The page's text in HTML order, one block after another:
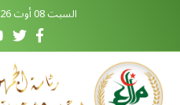
السبت 08 أوت 2026 - 05:43 مساءً